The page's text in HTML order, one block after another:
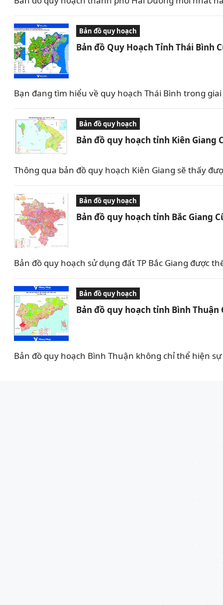
Bản đồ quy hoạch
Bản đồ Quy Hoạch Tỉnh Thái Bình
Bạn đang tìm hiểu về quy hoạch Thái Bình trong
Bản đồ quy hoạch
Bản đồ quy hoạch tỉnh Kiên Giang
Thông qua bản đồ quy hoạch Kiên Giang sẽ thấy
Bản đồ quy hoạch
Bản đồ quy hoạch tỉnh Bắc Giang
Bản đồ quy hoạch sử dụng đất TP Bắc Giang được
Bản đồ quy hoạch
Bản đồ quy hoạch tỉnh Bình Thuận
Bản đồ quy hoạch Bình Thuận không chỉ thể hiện